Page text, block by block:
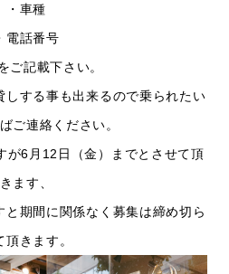
・車種
電話番号
ご記載下さい。
しする事も出来るので乗られたい
ご連絡ください。
が6月12日（金）までとさせて頂
きます、
と期間に関係なく募集は締め切ら
頂きます。